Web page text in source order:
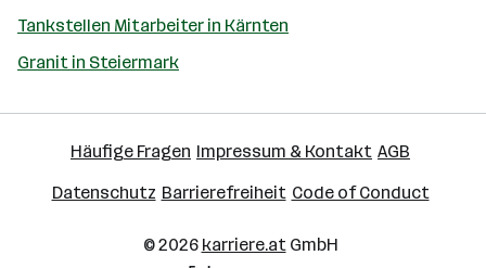
Tankstellen Mitarbeiter in Kärnten
Granit in Steiermark
Häufige Fragen Impressum & Kontakt AGB
Datenschutz Barrierefreiheit Code of Conduct
© 2026 karriere.atGmbH